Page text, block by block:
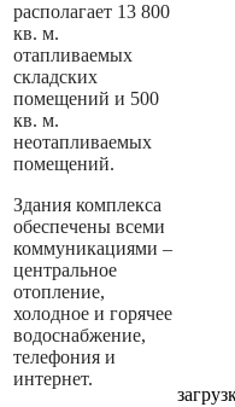
располагает 13 800
кв. м.
отапливаемых
складских
помещений и 500
кв. м.
неотапливаемых
помещений.
Здания комплекса
обеспечены всеми
коммуникациями –
центральное
отопление,
холодное и горячее
водоснабжение,
телефония и
интернет.